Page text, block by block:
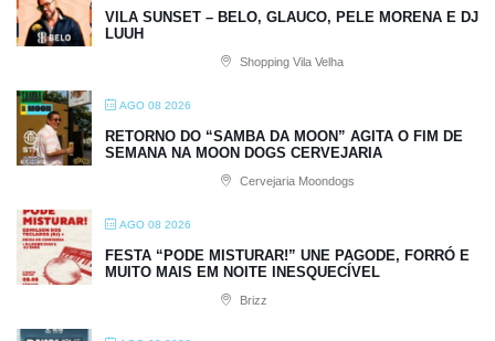
VILA SUNSET – BELO, GLAUCO, PELE MORENA E DJ
LUUH
Shopping Vila Velha
AGO 08 2026
RETORNO DO “SAMBA DA MOON” AGITA O FIM DE
SEMANA NA MOON DOGS CERVEJARIA
Cervejaria Moondogs
AGO 08 2026
FESTA “PODE MISTURAR!” UNE PAGODE, FORRÓ E
MUITO MAIS EM NOITE INESQUECÍVEL
Brizz